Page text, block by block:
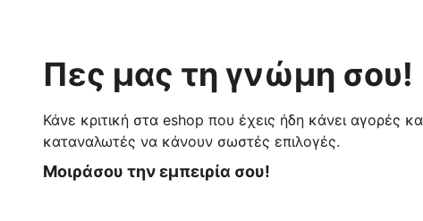
Πες μας τη γνώμη σου!
Κάνε κριτική στα eshop που έχεις ήδη κάνει αγορές
καταναλωτές να κάνουν σωστές επιλογές.
Μοιράσου την εμπειρία σου!